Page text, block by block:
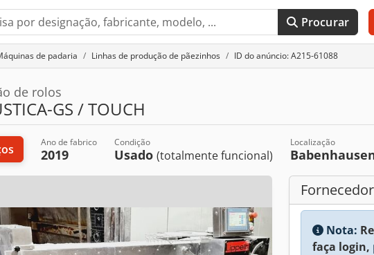
Procurar
de padaria Linhas de produção de pãezinhos ID do anúncio: A215-61088
de rolos
GS / TOUCH
Ano de fabrico
2019
Condição
Usado (totalmente funcional)
Localização
Fornecedor
Nota:
faça login,